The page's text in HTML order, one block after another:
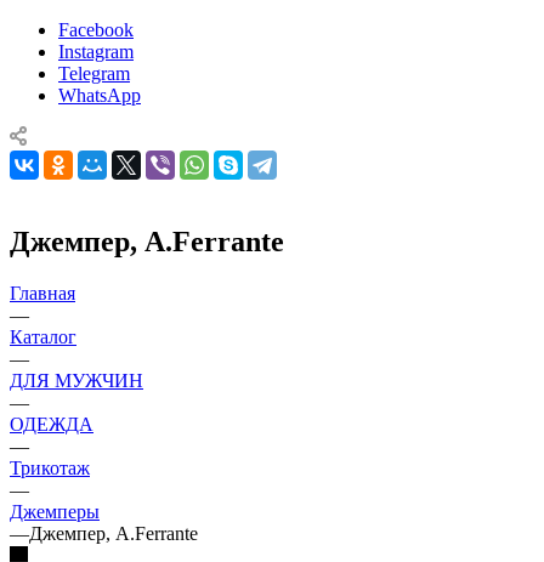
Facebook
Instagram
Telegram
WhatsApp
Джемпер, A.Ferrante
Главная
—
Каталог
—
ДЛЯ МУЖЧИН
—
ОДЕЖДА
—
Трикотаж
—
Джемперы
—Джемпер, A.Ferrante